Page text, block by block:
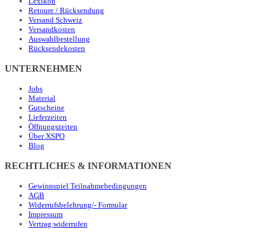
Retoure / Rücksendung
Versand Schweiz
Versandkosten
Auswahlbestellung
Rücksendekosten
UNTERNEHMEN
Jobs
Material
Gutscheine
Lieferzeiten
Öffnungszeiten
Über XSPO
Blog
RECHTLICHES & INFORMATIONEN
Gewinnspiel Teilnahmebedingungen
AGB
Widerrufsbelehrung/- Formular
Impressum
Vertrag widerrufen